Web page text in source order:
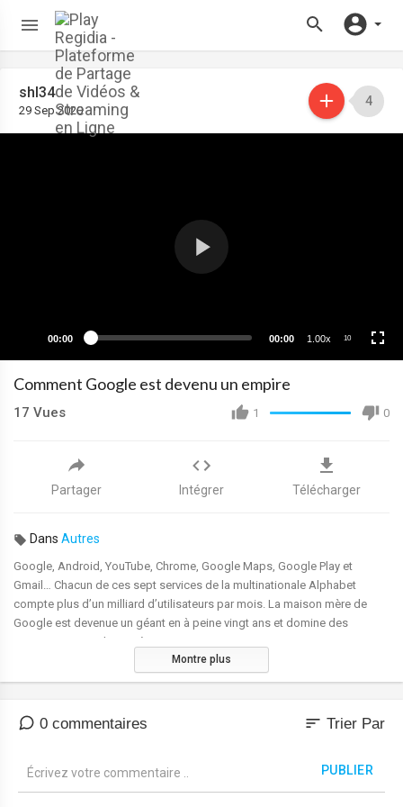
shl34
29 Sep 2020
4
00:00 00:00 1.00x 10
Comment Google est devenu un empire
1 0
17 Vues
Partager Intégrer Télécharger
Dans Autres
⁣Google, Android, YouTube, Chrome, Google Maps, Google Play et
Gmail… Chacun de ces sept services de la multinationale Alphabet
compte plus d’un milliard d’utilisateurs par mois. La maison mère de
Google est devenue un géant en à peine vingt ans et domine des
secteurs entiers du numérique
Pour comprendre comment l’entreprise Google est devenue un empire, il
l’origine, il y a le moteur de recherche autour duquel se crée l’entreprise,
coup de génie, c’est leur algorithme PageRank qui simplifie la recherche
sur Internet. Grâce à cela, ils devancent d’autres concurrents comme
Montre plus
0 commentaires sort Trier Par
PUBLIER